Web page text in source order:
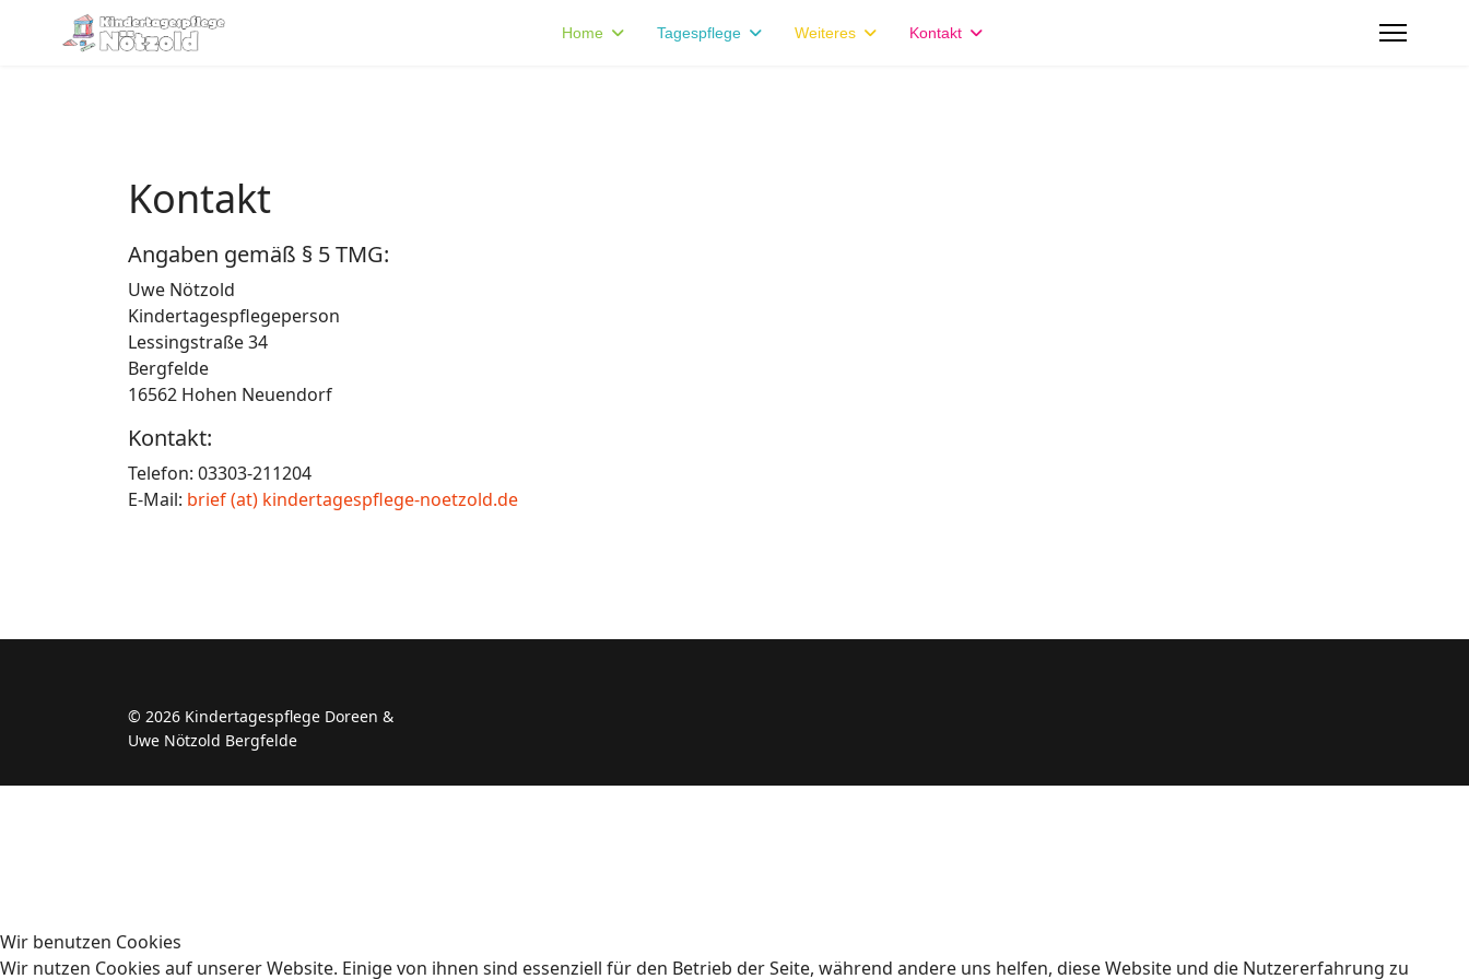
Home Tagespflege Weiteres Kontakt
Kontakt
Angaben gemäß § 5 TMG:
Uwe Nötzold
Kindertagespflegeperson
Lessingstraße 34
Bergfelde
16562 Hohen Neuendorf
Kontakt:
Telefon: 03303-211204
E-Mail: brief (at) kindertagespflege-noetzold.de
© 2026 Kindertagespflege Doreen &
Uwe Nötzold Bergfelde
Wir benutzen Cookies
Wir nutzen Cookies auf unserer Website. Einige von ihnen sind essenziell für den Betrieb der Seite, während andere uns helfen, diese Website und die Nutzererfahrung zu